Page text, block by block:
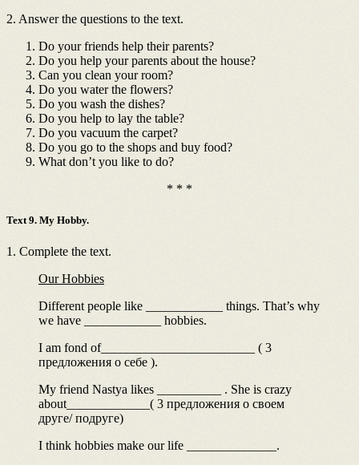
2. Answer the questions to the text.
Do your friends help their parents?
Do you help your parents about the house?
Can you clean your room?
Do you water the flowers?
Do you wash the dishes?
Do you help to lay the table?
Do you vacuum the carpet?
Do you go to the shops and buy food?
What don’t you like to do?
* * *
Text 9. My Hobby.
1. Complete the text.
Our Hobbies
Different people like ____________ things. That’s why
we have ____________ hobbies.
I am fond of________________________ ( 3
предложения о себе ).
My friend Nastya likes __________ . She is crazy
about_____________( 3 предложения о своем
друге/ подруге)
I think hobbies make our life ______________.